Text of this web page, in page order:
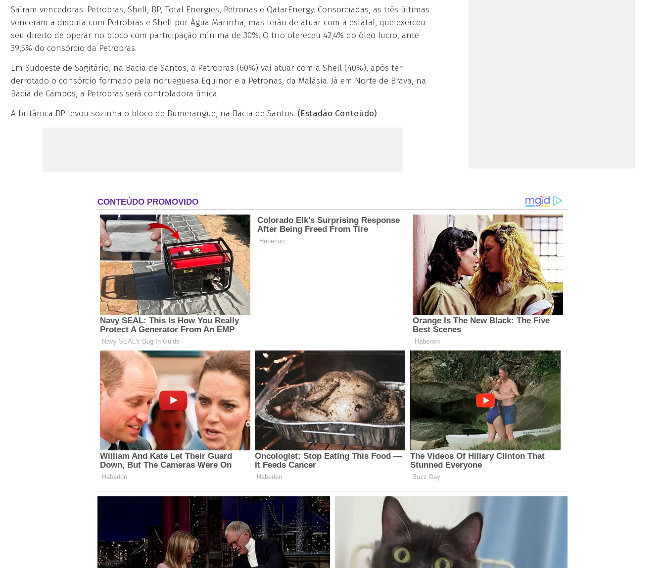
Saíram vencedoras: Petrobras, Shell, BP, Total Energies, Petronas e QatarEnergy. Consorciadas, as três últimas
venceram a disputa com Petrobras e Shell por Água Marinha, mas terão de atuar com a estatal, que exerceu
seu direito de operar no bloco com participação mínima de 30%. O trio ofereceu 42,4% do óleo lucro, ante
39,5% do consórcio da Petrobras.
Em Sudoeste de Sagitário, na Bacia de Santos, a Petrobras (60%) vai atuar com a Shell (40%), após ter
derrotado o consórcio formado pela norueguesa Equinor e a Petronas, da Malásia. Já em Norte de Brava, na
Bacia de Campos, a Petrobras será controladora única.
A britânica BP levou sozinha o bloco de Bumerangue, na Bacia de Santos. (Estadão Conteúdo)